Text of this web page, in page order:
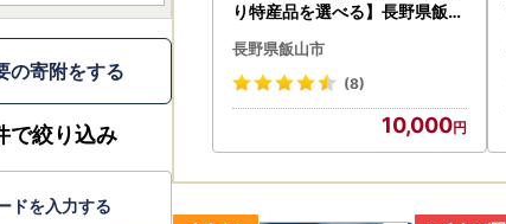
り特産品を選べる】長野県飯山
長野県飯山市
(8)
10,000
の寄附をする
で絞り込み
ドを入力する